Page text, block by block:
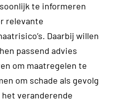
te informeren
relevante
Daarbij willen
passend advies
om maatregelen te
om schade als gevolg
het veranderende